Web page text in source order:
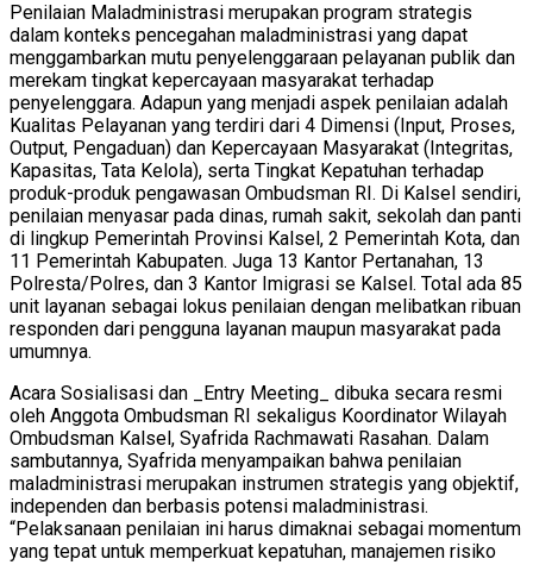
Penilaian Maladministrasi merupakan program strategis
dalam konteks pencegahan maladministrasi yang dapat
menggambarkan mutu penyelenggaraan pelayanan publik dan
merekam tingkat kepercayaan masyarakat terhadap
penyelenggara. Adapun yang menjadi aspek penilaian adalah
Kualitas Pelayanan yang terdiri dari 4 Dimensi (Input, Proses,
Output, Pengaduan) dan Kepercayaan Masyarakat (Integritas,
Kapasitas, Tata Kelola), serta Tingkat Kepatuhan terhadap
produk-produk pengawasan Ombudsman RI. Di Kalsel sendiri,
penilaian menyasar pada dinas, rumah sakit, sekolah dan panti
di lingkup Pemerintah Provinsi Kalsel, 2 Pemerintah Kota, dan
11 Pemerintah Kabupaten. Juga 13 Kantor Pertanahan, 13
Polresta/Polres, dan 3 Kantor Imigrasi se Kalsel. Total ada 85
unit layanan sebagai lokus penilaian dengan melibatkan ribuan
responden dari pengguna layanan maupun masyarakat pada
umumnya.
Acara Sosialisasi dan _Entry Meeting_ dibuka secara resmi
oleh Anggota Ombudsman RI sekaligus Koordinator Wilayah
Ombudsman Kalsel, Syafrida Rachmawati Rasahan. Dalam
sambutannya, Syafrida menyampaikan bahwa penilaian
maladministrasi merupakan instrumen strategis yang objektif,
independen dan berbasis potensi maladministrasi.
“Pelaksanaan penilaian ini harus dimaknai sebagai momentum
yang tepat untuk memperkuat kepatuhan, manajemen risiko